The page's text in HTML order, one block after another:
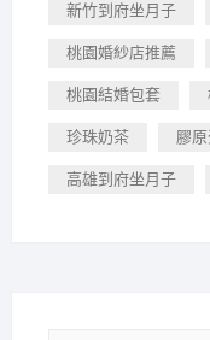
新竹到府坐月子
桃園婚紗店推薦
桃園結婚包套
珍珠奶茶 膠
高雄到府坐月子